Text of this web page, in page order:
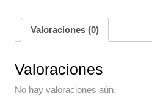
Valoraciones (0)
Valoraciones
No hay valoraciones aún.